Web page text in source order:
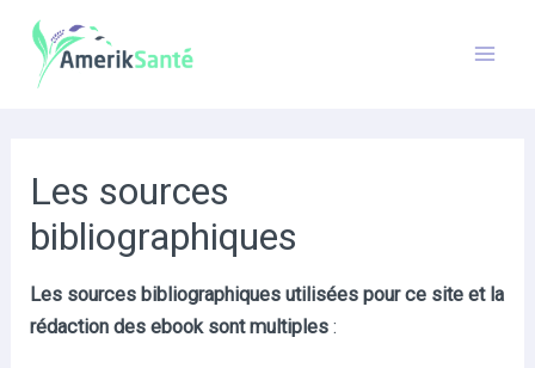
contenu
Les sources
bibliographiques
Les sources bibliographiques utilisées pour ce site et la
rédaction des ebook sont multiples :